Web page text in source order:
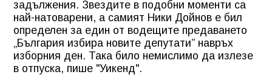
задължения. Звездите в подобни моменти са
най-натоварени, а самият Ники Дойнов е бил
определен за един от водещите предаването
„България избира новите депутати” навръх
изборния ден. Така било немислимо да излезе
в отпуска, пише "Уикенд".